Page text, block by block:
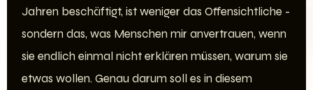
Jahren beschäftigt, ist weniger das Offensichtliche -
sondern das, was Menschen mir anvertrauen, wenn
sie endlich einmal nicht erklären müssen, warum sie
etwas wollen. Genau darum soll es in diesem